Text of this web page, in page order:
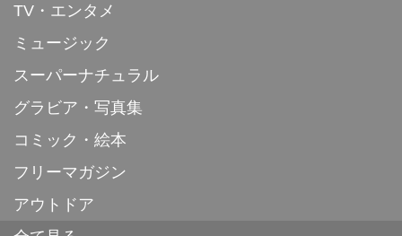
TV・エンタメ
ミュージック
スーパーナチュラル
グラビア・写真集
コミック・絵本
フリーマガジン
アウトドア